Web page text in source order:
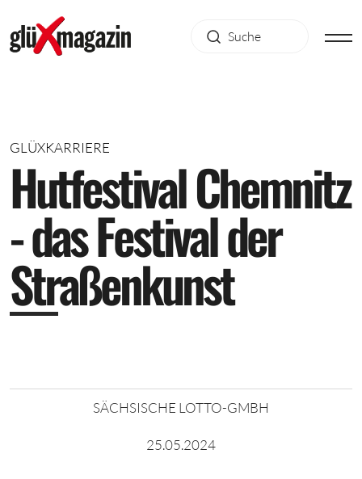
GLÜXKARRIERE
HutfestivalChemnitz
-dasFestivalder
Straßenkunst
SÄCHSISCHE LOTTO-GMBH
25.05.2024